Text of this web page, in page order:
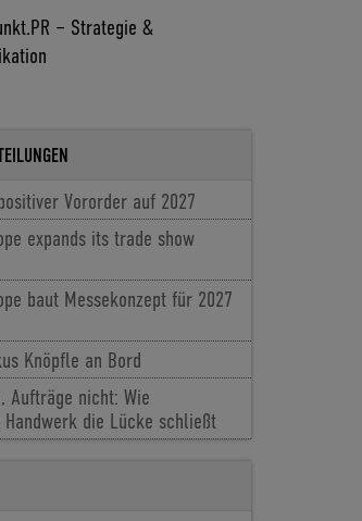
Vororder auf 2027
expands its trade show
baut Messekonzept für 2027
Knöpfle an Bord
Aufträge nicht: Wie
Handwerk die Lücke schließt